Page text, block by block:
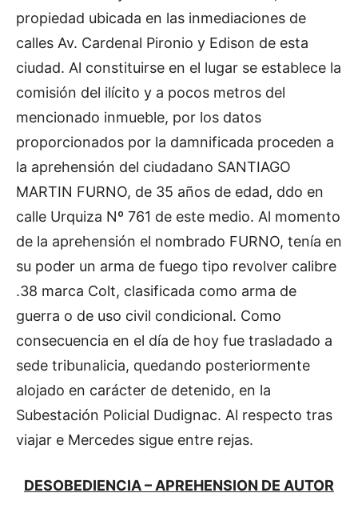
propiedad ubicada en las inmediaciones de
calles Av. Cardenal Pironio y Edison de esta
ciudad. Al constituirse en el lugar se establece la
comisión del ilícito y a pocos metros del
mencionado inmueble, por los datos
proporcionados por la damnificada proceden a
la aprehensión del ciudadano SANTIAGO
MARTIN FURNO, de 35 años de edad, ddo en
calle Urquiza Nº 761 de este medio. Al momento
de la aprehensión el nombrado FURNO, tenía en
su poder un arma de fuego tipo revolver calibre
.38 marca Colt, clasificada como arma de
guerra o de uso civil condicional. Como
consecuencia en el día de hoy fue trasladado a
sede tribunalicia, quedando posteriormente
alojado en carácter de detenido, en la
Subestación Policial Dudignac. Al respecto tras
viajar e Mercedes sigue entre rejas.
DESOBEDIENCIA – APREHENSION DE AUTOR